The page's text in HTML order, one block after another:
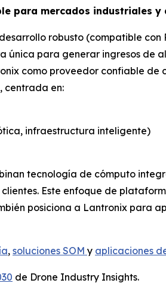
para mercados industriales y
robusto (compatible
para generar ingresos de
como proveedor confiable
centrada en:
infraestructura inteligente)
tecnología de cómputo
Este enfoque de
posiciona a Lantronix para
, soluciones SOM y aplicaciones
de Drone Industry Insights.